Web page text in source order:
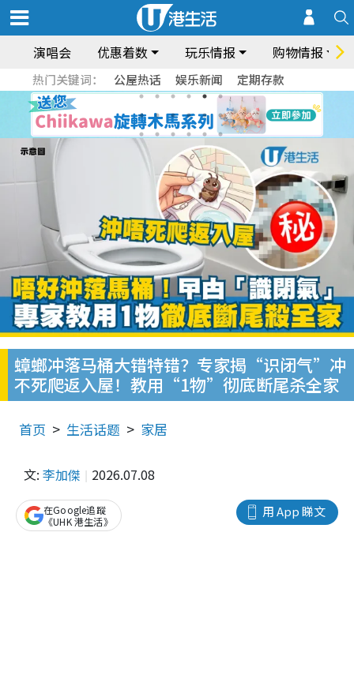
演唱会 优惠着数 玩乐情报 购物情报
热门关键词： 公屋热话 娱乐新闻 定期存款
蟑螂冲落马桶大错特错？专家揭“识闭气”冲
不死爬返入屋！教用“1物”彻底断尾杀全家
首页 生活话题 家居
文: 李加傑 2026.07.08
用 App 睇文
在Google追蹤
《UHK 港生活》